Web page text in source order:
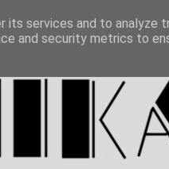
services and to analyze
and security metrics to